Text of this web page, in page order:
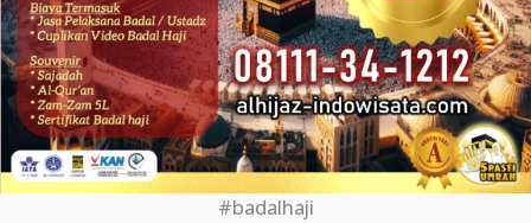
#badalhaji